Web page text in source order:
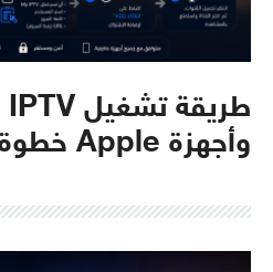
وأجهزة Apple خطوة بخطوة